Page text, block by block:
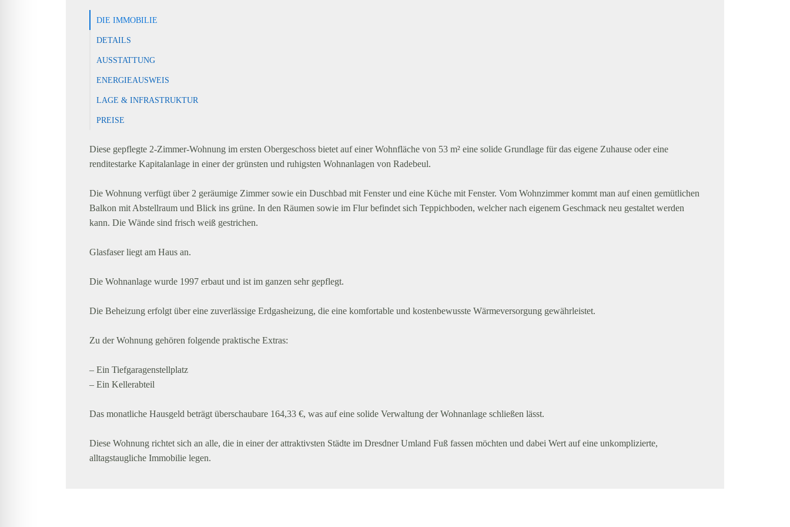
DIE IMMOBILIE
DETAILS
AUSSTATTUNG
ENERGIEAUSWEIS
LAGE & INFRASTRUKTUR
PREISE
Diese gepflegte 2-Zimmer-Wohnung im ersten Obergeschoss bietet auf einer Wohnfläche von 53 m² eine solide Grundlage für das eigene Zuhause oder eine
renditestarke Kapitalanlage in einer der grünsten und ruhigsten Wohnanlagen von Radebeul.
Die Wohnung verfügt über 2 geräumige Zimmer sowie ein Duschbad mit Fenster und eine Küche mit Fenster. Vom Wohnzimmer kommt man auf einen gemütlichen
Balkon mit Abstellraum und Blick ins grüne. In den Räumen sowie im Flur befindet sich Teppichboden, welcher nach eigenem Geschmack neu gestaltet werden
kann. Die Wände sind frisch weiß gestrichen.
Glasfaser liegt am Haus an.
Die Wohnanlage wurde 1997 erbaut und ist im ganzen sehr gepflegt.
Die Beheizung erfolgt über eine zuverlässige Erdgasheizung, die eine komfortable und kostenbewusste Wärmeversorgung gewährleistet.
Zu der Wohnung gehören folgende praktische Extras:
– Ein Tiefgaragenstellplatz
– Ein Kellerabteil
Das monatliche Hausgeld beträgt überschaubare 164,33 €, was auf eine solide Verwaltung der Wohnanlage schließen lässt.
Diese Wohnung richtet sich an alle, die in einer der attraktivsten Städte im Dresdner Umland Fuß fassen möchten und dabei Wert auf eine unkomplizierte,
alltagstaugliche Immobilie legen.